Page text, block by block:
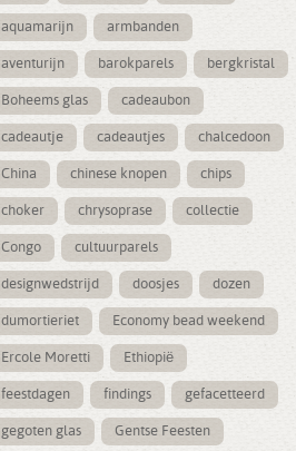
aquamarijn armbanden
aventurijn barokparels bergkristal
Boheems glas cadeaubon
cadeautje cadeautjes chalcedoon
China chinese knopen chips
choker chrysoprase collectie
Congo cultuurparels
designwedstrijd doosjes dozen
dumortieriet Economy bead weekend
Ercole Moretti Ethiopië
feestdagen findings gefacetteerd
gegoten glas Gentse Feesten